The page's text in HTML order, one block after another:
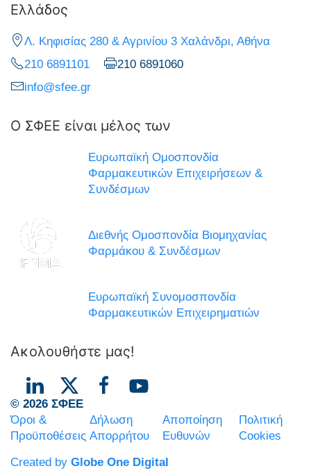
Ελλάδος
Λ. Κηφισίας 280 & Αγρινίου 3 Χαλάνδρι, Αθήνα
210 6891101
210 6891060
info@sfee.gr
Ο ΣΦΕΕ είναι μέλος των
Ευρωπαϊκή Ομοσπονδία
Φαρμακευτικών Επιχειρήσεων &
Συνδέσμων
Διεθνής Ομοσπονδία Βιομηχανίας
Φαρμάκου & Συνδέσμων
Ευρωπαϊκή Συνομοσπονδία
Φαρμακευτικών Επιχειρηματιών
Ακολουθήστε μας!
© 2026 ΣΦΕΕ
Όροι &
Προϋποθέσεις
Δήλωση
Απορρήτου
Αποποίηση
Ευθυνών
Πολιτική
Cookies
Created by Globe One Digital